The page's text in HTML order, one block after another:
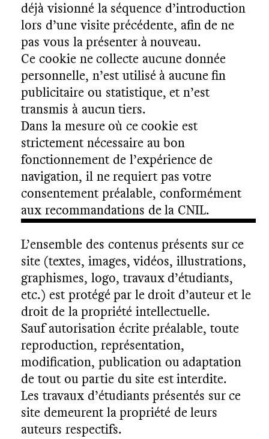
déjà visionné la séquence d’introduction
lors d’une visite précédente, afin de ne
pas vous la présenter à nouveau.
Ce cookie ne collecte aucune donnée
personnelle, n’est utilisé à aucune fin
publicitaire ou statistique, et n’est
transmis à aucun tiers.
Dans la mesure où ce cookie est
strictement nécessaire au bon
fonctionnement de l’expérience de
navigation, il ne requiert pas votre
consentement préalable, conformément
aux recommandations de la CNIL.
L’ensemble des contenus présents sur ce
site (textes, images, vidéos, illustrations,
graphismes, logo, travaux d’étudiants,
etc.) est protégé par le droit d’auteur et le
droit de la propriété intellectuelle.
Sauf autorisation écrite préalable, toute
reproduction, représentation,
modification, publication ou adaptation
de tout ou partie du site est interdite.
Les travaux d’étudiants présentés sur ce
site demeurent la propriété de leurs
auteurs respectifs.